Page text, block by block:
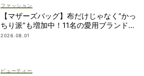
ファッション
【マザーズバッグ】布だけじゃなく“かっ
ちり派”も増加中！11名の愛用ブランド
は？
2026.08.01
ビューティー